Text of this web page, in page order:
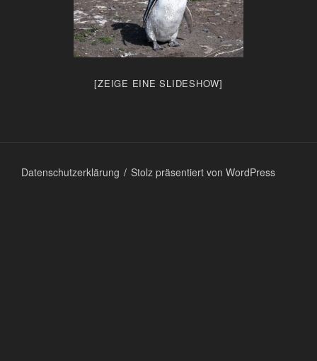
[ZEIGE EINE SLIDESHOW]
Datenschutzerklärung Stolz präsentiert von WordPress